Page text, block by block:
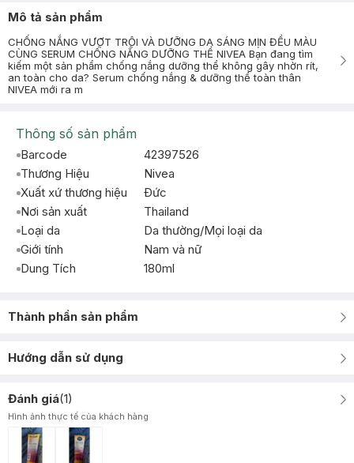
Mô tả sản phẩm
CHỐNG NẮNG VƯỢT TRỘI VÀ DƯỠNG DA SÁNG MỊN ĐỀU MÀU
CÙNG SERUM CHỐNG NẮNG DƯỠNG THỂ NIVEA Bạn đang tìm
kiếm một sản phẩm chống nắng dưỡng thể không gây nhờn rít,
an toàn cho da? Serum chống nắng & dưỡng thể toàn thân
NIVEA mới ra m
Thông số sản phẩm
Barcode
42397526
Thương Hiệu
Nivea
Xuất xứ thương hiệu
Ðức
Nơi sản xuất
Thailand
Loại da
Da thường/Mọi loại da
Giới tính
Nam và nữ
Dung Tích
180ml
Thành phần sản phẩm
Hướng dẫn sử dụng
Đánh giá(1)
Hình ảnh thực tế của khách hàng